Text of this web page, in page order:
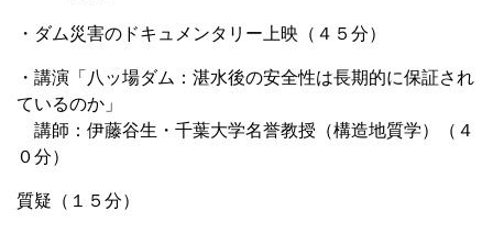
・ダム災害のドキュメンタリー上映（４５分）
・講演「八ッ場ダム：湛水後の安全性は長期的に保証され
ているのか」
講師：伊藤谷生・千葉大学名誉教授（構造地質学）（４
０分）
質疑（１５分）